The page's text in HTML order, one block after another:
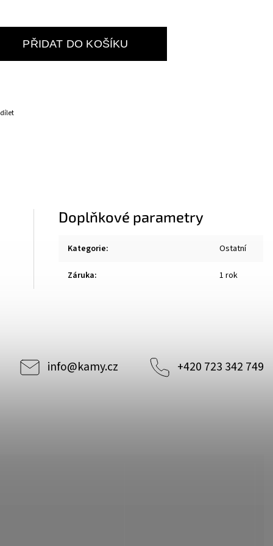
PŘIDAT DO KOŠÍKU
Doplňkové parametry
Kategorie: Ostatní
Záruka: 1 rok
info@kamy.cz +420 723 342 749